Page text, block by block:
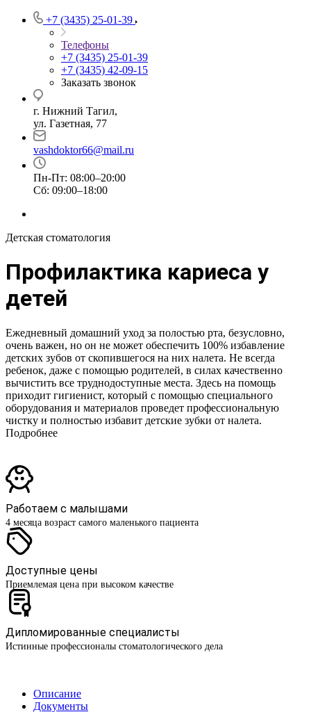
+7 (3435) 25-01-39
Телефоны
+7 (3435) 25-01-39
+7 (3435) 42-09-15
Заказать звонок
г. Нижний Тагил,
ул. Газетная, 77
vashdoktor66@mail.ru
Пн-Пт: 08:00–20:00
Сб: 09:00–18:00
Детская стоматология
Профилактика кариеса у
детей
Ежедневный домашний уход за полостью рта, безусловно,
очень важен, но он не может обеспечить 100% избавление
детских зубов от скопившегося на них налета. Не всегда
ребенок, даже с помощью родителей, в силах качественно
вычистить все труднодоступные места. Здесь на помощь
приходит гигиенист, который с помощью специального
оборудования и материалов проведет профессиональную
чистку и полностью избавит детские зубки от налета.
Подробнее
Работаем с малышами
4 месяца возраст самого маленького пациента
Доступные цены
Приемлемая цена при высоком качестве
Дипломированные специалисты
Истинные профессионалы стоматологического дела
Описание
Документы